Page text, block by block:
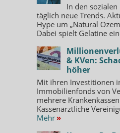
In den
täglich neue Trends.
Hype um „Natural
Dabei spielt Gelatine
& KVen:
höher
Mit ihren Investitionen
Immobilienfonds von
mehrere
Kassenärztliche
Mehr »